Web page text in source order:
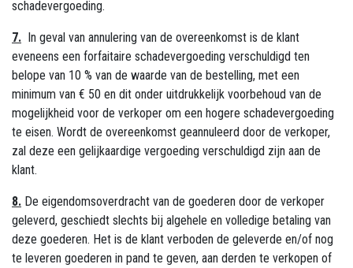
schadevergoeding.
7. In geval van annulering van de overeenkomst is de klant
eveneens een forfaitaire schadevergoeding verschuldigd ten
belope van 10 % van de waarde van de bestelling, met een
minimum van € 50 en dit onder uitdrukkelijk voorbehoud van de
mogelijkheid voor de verkoper om een hogere schadevergoeding
te eisen. Wordt de overeenkomst geannuleerd door de verkoper,
zal deze een gelijkaardige vergoeding verschuldigd zijn aan de
klant.
8. De eigendomsoverdracht van de goederen door de verkoper
geleverd, geschiedt slechts bij algehele en volledige betaling van
deze goederen. Het is de klant verboden de geleverde en/of nog
te leveren goederen in pand te geven, aan derden te verkopen of